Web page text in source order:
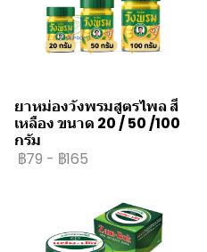
ยาหม่องวังพรมสูตรไพล สี
เหลือง ขนาด 20 / 50 /100
กรัม
฿79 - ฿165